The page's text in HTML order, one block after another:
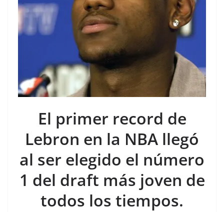
El primer record de
Lebron en la NBA llegó
al ser elegido el número
1 del draft más joven de
todos los tiempos.